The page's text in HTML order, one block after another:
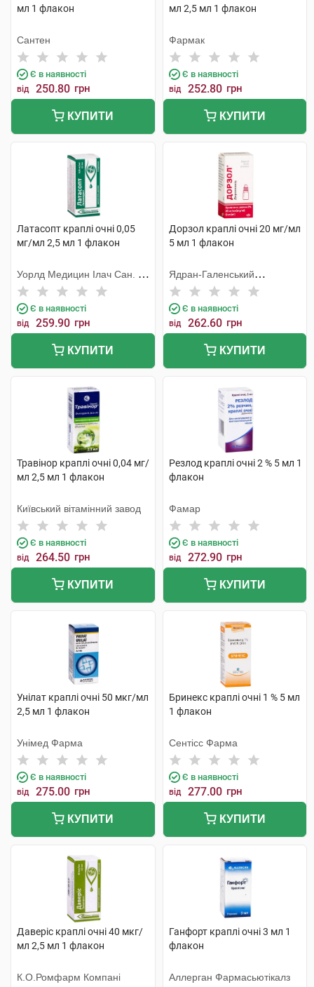
мл 1 флакон
Сантен
Є в наявності
від 250.80 грн
КУПИТИ
мл 2,5 мл 1 флакон
Фармак
Є в наявності
від 252.80 грн
КУПИТИ
Латасопт краплі очні 0,05
мг/мл 2,5 мл 1 флакон
Уорлд Медицин Ілач Сан. Ве
Тідж
Є в наявності
від 259.90 грн
КУПИТИ
Дорзол краплі очні 20 мг/мл
5 мл 1 флакон
Ядран-Галенський
Лабораторій
Є в наявності
від 262.60 грн
КУПИТИ
Травінор краплі очні 0,04 мг/
мл 2,5 мл 1 флакон
Київський вітамінний завод
Є в наявності
від 264.50 грн
КУПИТИ
Резлод краплі очні 2 % 5 мл 1
флакон
Фамар
Є в наявності
від 272.90 грн
КУПИТИ
Унілат краплі очні 50 мкг/мл
2,5 мл 1 флакон
Унімед Фарма
Є в наявності
від 275.00 грн
КУПИТИ
Бринекс краплі очні 1 % 5 мл
1 флакон
Сентісс Фарма
Є в наявності
від 277.00 грн
КУПИТИ
Даверіс краплі очні 40 мкг/
мл 2,5 мл 1 флакон
К.О.Ромфарм Компані
Ганфорт краплі очні 3 мл 1
флакон
Аллерган Фармасьютікалз